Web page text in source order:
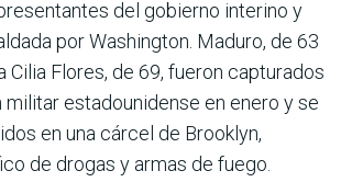
del gobierno interino y
por Washington. Maduro, de 63
Cilia Flores, de 69, fueron capturados
militar estadounidense en enero y se
en una cárcel de Brooklyn,
de drogas y armas de fuego.